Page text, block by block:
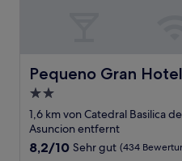
Pequeno Gran Hotel
Pequeno Gran Hotel
2.0-
Sterne-
Unterkunft
1,6 km von Catedral Basilica
Asuncion entfernt
8.2
8,2/10 Sehr gut (434